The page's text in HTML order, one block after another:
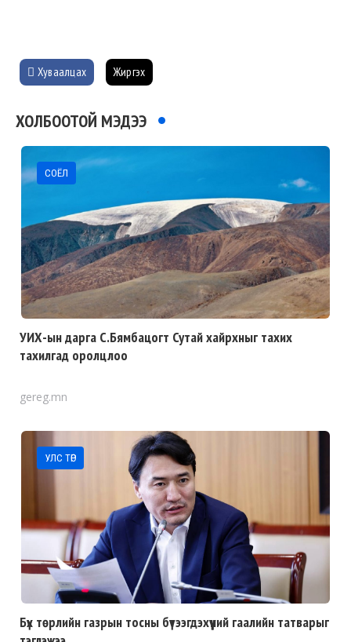
Хуваалцах Жиргэх
ХОЛБООТОЙ МЭДЭЭ
СОЁЛ
УИХ-ын дарга С.Бямбацогт Сутай хайрхныг тахих
тахилгад оролцлоо
gereg.mn
УЛС ТӨР
Бүх төрлийн газрын тосны бүтээгдэхүүний гаалийн татварыг